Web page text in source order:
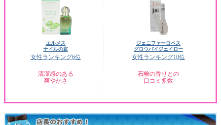
エルメス
ナイルの庭
女性ランキング6位
清潔感のある
爽やかさ
ジェニファーロペス
グロウバイジェイロー
女性ランキング10位
石鹸の香りとの
口コミ多数